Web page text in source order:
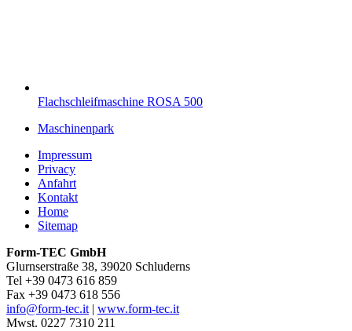
Flachschleifmaschine ROSA 500
Maschinenpark
Impressum
Privacy
Anfahrt
Kontakt
Home
Sitemap
Form-TEC GmbH
Glurnserstraße 38, 39020 Schluderns
Tel +39 0473 616 859
Fax +39 0473 618 556
info@form-tec.it| www.form-tec.it
Mwst. 0227 7310 211